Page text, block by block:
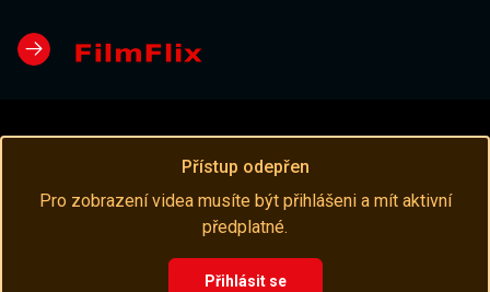
Přístup odepřen
Pro zobrazení videa musíte být přihlášeni a mít aktivní
předplatné.
Přihlásit se